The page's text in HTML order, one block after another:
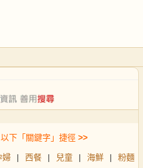
下「關鍵字」捷徑 >>
婦 | 西餐 | 兒童 | 海鮮 |
粉麵